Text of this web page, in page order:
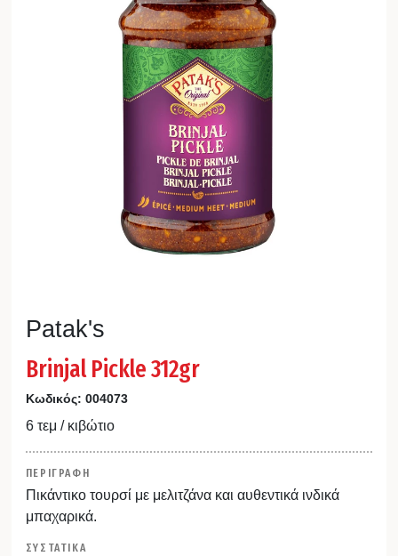
Patak's
Brinjal Pickle 312gr
Κωδικός: 004073
6 τεμ / κιβώτιο
ΠΕΡΙΓΡΑΦΗ
Πικάντικο τουρσί με μελιτζάνα και αυθεντικά ινδικά
μπαχαρικά.
ΣΥΣΤΑΤΙΚΑ